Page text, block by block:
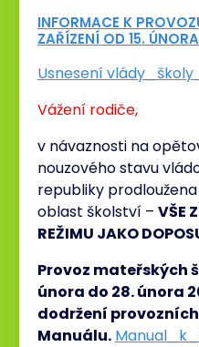
INFORMACE K
ZAŘÍZENÍ OD 15.
Usnesení
Vážení rodiče,
v návaznosti na
nouzového stavu
republiky
oblast školství – VŠE
REŽIMU JAKO
Provoz mateřských
února do 28. února
dodržení
Manuálu.